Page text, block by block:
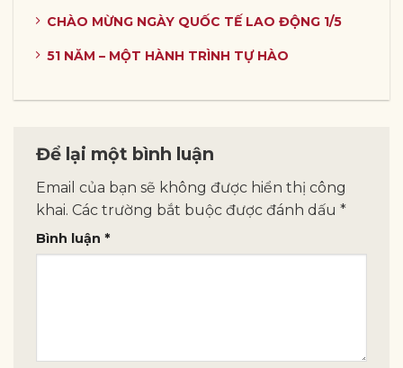
CHÀO MỪNG NGÀY QUỐC TẾ LAO ĐỘNG 1/5
51 NĂM – MỘT HÀNH TRÌNH TỰ HÀO
Để lại một bình luận
Email của bạn sẽ không được hiển thị công
khai. Các trường bắt buộc được đánh dấu *
Bình luận *